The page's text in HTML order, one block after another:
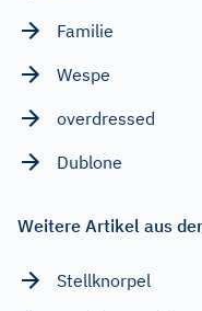
Familie
Wespe
overdressed
Dublone
Weitere Artikel aus
Stellknorpel